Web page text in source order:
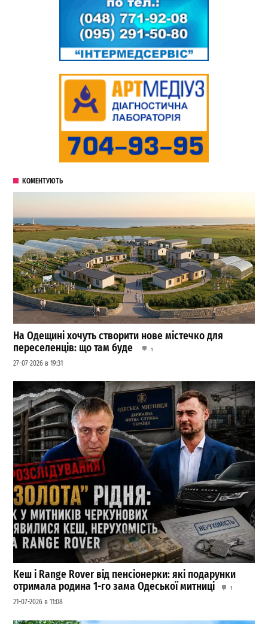
КОМЕНТУЮТЬ
На Одещині хочуть створити нове містечко для
переселенців: що там буде
1
27-07-2026 в 19:31
Кеш і Range Rover від пенсіонерки: які подарунки
отримала родина 1-го зама Одеської митниці
1
21-07-2026 в 11:08